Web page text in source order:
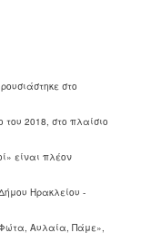
στο
του 2018, στο πλαίσιο
είναι πλέον
Ηρακλείου -
Αυλαία, Πάμε»,